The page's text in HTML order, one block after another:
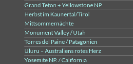
Grand Teton + Yellowstone NP
Herbst im Kaunertal/Tirol
Mittsommernächte
Monument Valley / Utah
Torres del Paine / Patagonien
Uluru – Australiens rotes Herz
Yosemite NP. / California